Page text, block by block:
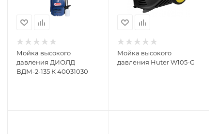
Мойка высокого
давления ДИОЛД
ВДМ-2-135 К 40031030
Мойка высокого
давления Huter W105-G